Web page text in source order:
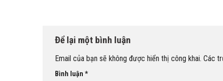
Để lại một bình luận
Email của bạn sẽ không được hiển thị công khai. Các
Bình luận *